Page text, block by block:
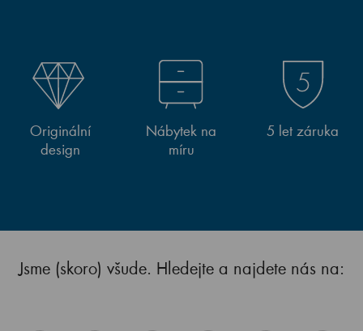
Originální
design
Nábytek na
míru
5 let záruka
Jsme (skoro) všude. Hledejte a najdete nás na: